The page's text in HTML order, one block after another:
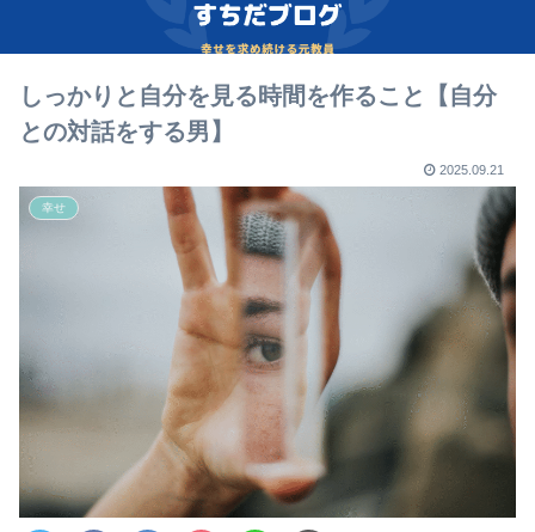
しっかりと自分を見る時間を作ること【自分
との対話をする男】
2025.09.21
幸せ